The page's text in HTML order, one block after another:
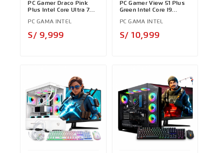
PC Gamer Draco Pink
Plus Intel Core Ultra 7
PC GAMA INTEL
S/ 9,999
PC Gamer View 51 Plus
Green Intel Core I9
PC GAMA INTEL
S/ 10,999